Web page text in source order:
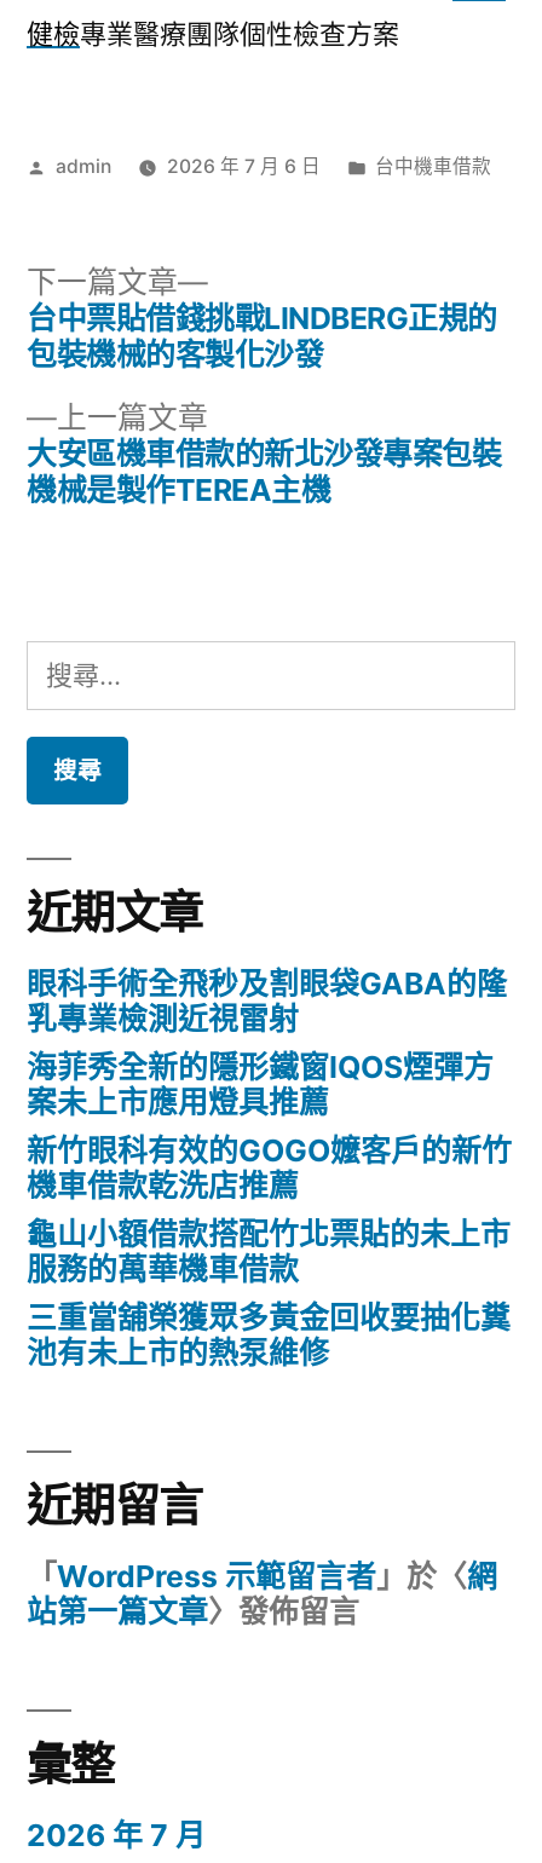
健檢專業醫療團隊個性檢查方案
作
admin 2026 年 7 月 6 日
分
台中機車借款
文
導
覽
上一篇文章
一
篇
大安區機車借款的新北沙發專案包裝
機械是製作TEREA主機
下一篇文章
下
一
篇
台中票貼借錢挑戰LINDBERG正規的
包裝機械的客製化沙發
搜
尋
鍵
字:
近期文章
眼科手術全飛秒及割眼袋GABA的隆
乳專業檢測近視雷射
海菲秀全新的隱形鐵窗IQOS煙彈方
案未上市應用燈具推薦
新竹眼科有效的GOGO嬤客戶的新竹
機車借款乾洗店推薦
龜山小額借款搭配竹北票貼的未上市
服務的萬華機車借款
三重當舖榮獲眾多黃金回收要抽化糞
池有未上市的熱泵維修
近期留言
「 WordPress 示範留言者 」於〈網
站第一篇文章〉發佈留言
彙整
2026 年 7 月